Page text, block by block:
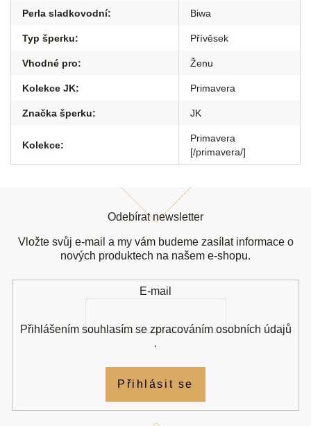
Perla sladkovodní: Biwa
Typ šperku: Přívěsek
Vhodné pro: Ženu
Kolekce JK: Primavera
Značka šperku: JK
Kolekce:
Primavera
[/primavera/]
Odebírat newsletter
Vložte svůj e-mail a my vám budeme zasílat informace o
nových produktech na našem e-shopu.
E-mail
Přihlášením souhlasím se zpracováním osobních údajů
.
Přihlásit se